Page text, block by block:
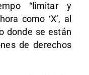
“limitar y
como ‘X’, al
donde se están
de derechos